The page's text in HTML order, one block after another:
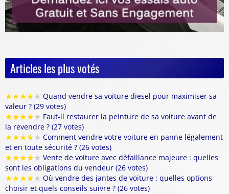
Articles les plus votés
★★★★★ Quand vendre sa voiture diesel pour maximiser sa
valeur ? (29 votes)
★★★★★ Faut-il restaurer la peinture de sa voiture avant de
la revendre ? (27 votes)
★★★★★ Comment vendre votre voiture en panne légalement
et en toute sécurité ? (26 votes)
★★★★★ Vente de voiture avec défaillance majeure : quelles
sont les obligations du vendeur (26 votes)
★★★★★ Où vendre des jantes de voiture : quelles options
choisir et quels conseils suivre ? (26 votes)